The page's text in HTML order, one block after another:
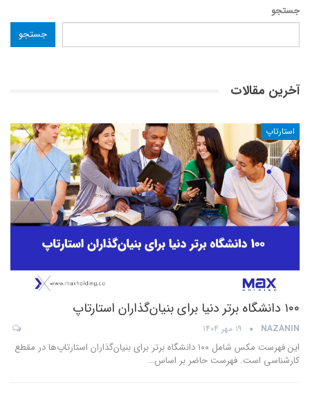
جستجو
جستجو
آخرین مقالات
استارتاپ
۱۰۰ دانشگاه برتر دنیا برای بنیان‌گذاران استارتاپ
NAZANIN ۱۹ مهر ۱۴۰۴
این فهرست مکس شامل ۱۰۰ دانشگاه برتر برای بنیان‌گذاران استارتاپ‌ها در مقطع
کارشناسی است. فهرست حاضر بر اساس…